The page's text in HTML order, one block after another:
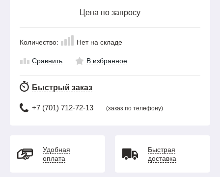
Цена по запросу
Количество: Нет на складе
Сравнить В избранное
Быстрый заказ
+7 (701) 712-72-13 (заказ по телефону)
Удобная
оплата
Быстрая
доставка